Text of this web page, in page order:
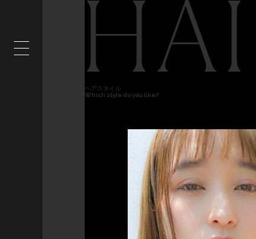
ヘアスタイル
Which style do you like?